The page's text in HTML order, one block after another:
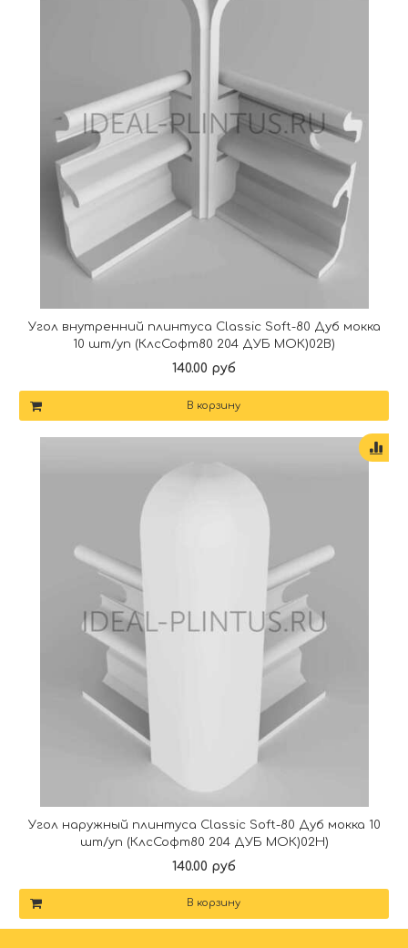
Угол внутренний плинтуса Classic Soft-80 Дуб мокка
10 шт/уп (КлсСофт80 204 ДУБ МОК)02В)
140.00 руб
В корзину
Угол наружный плинтуса Classic Soft-80 Дуб мокка 10
шт/уп (КлсСофт80 204 ДУБ МОК)02Н)
140.00 руб
В корзину